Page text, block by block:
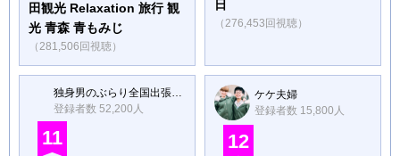
田観光 Relaxation 旅行 観
光 青森 青もみじ
（281,506回視聴）
日
（276,453回視聴）
独身男のぶらり全国出張メシ【kurakama鎌倉】
登録者数 52,200人
11
ケケ夫婦
登録者数 15,800人
12